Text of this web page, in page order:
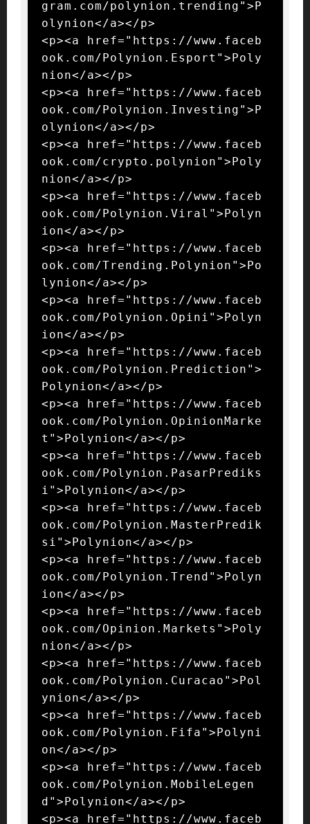
gram.com/polynion.trending">P
olynion</a></p>
<p><a href="https://www.faceb
ook.com/Polynion.Esport">Poly
nion</a></p>
<p><a href="https://www.faceb
ook.com/Polynion.Investing">P
olynion</a></p>
<p><a href="https://www.faceb
ook.com/crypto.polynion">Poly
nion</a></p>
<p><a href="https://www.faceb
ook.com/Polynion.Viral">Polyn
ion</a></p>
<p><a href="https://www.faceb
ook.com/Trending.Polynion">Po
lynion</a></p>
<p><a href="https://www.faceb
ook.com/Polynion.Opini">Polyn
ion</a></p>
<p><a href="https://www.faceb
ook.com/Polynion.Prediction">
Polynion</a></p>
<p><a href="https://www.faceb
ook.com/Polynion.OpinionMarke
t">Polynion</a></p>
<p><a href="https://www.faceb
ook.com/Polynion.PasarPrediks
i">Polynion</a></p>
<p><a href="https://www.faceb
ook.com/Polynion.MasterPredik
si">Polynion</a></p>
<p><a href="https://www.faceb
ook.com/Polynion.Trend">Polyn
ion</a></p>
<p><a href="https://www.faceb
ook.com/Opinion.Markets">Poly
nion</a></p>
<p><a href="https://www.faceb
ook.com/Polynion.Curacao">Pol
ynion</a></p>
<p><a href="https://www.faceb
ook.com/Polynion.Fifa">Polyni
on</a></p>
<p><a href="https://www.faceb
ook.com/Polynion.MobileLegen
d">Polynion</a></p>
<p><a href="https://www.faceb